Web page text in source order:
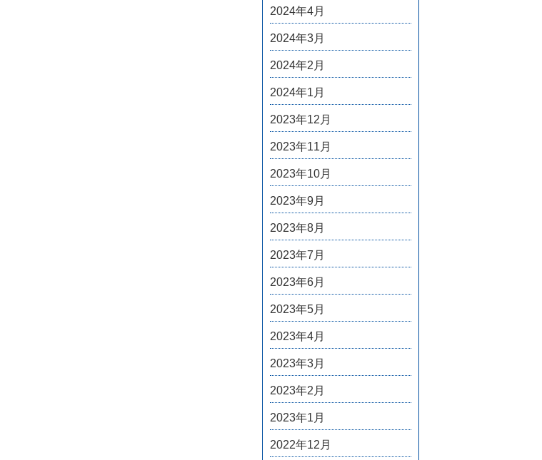
2024年4月
2024年3月
2024年2月
2024年1月
2023年12月
2023年11月
2023年10月
2023年9月
2023年8月
2023年7月
2023年6月
2023年5月
2023年4月
2023年3月
2023年2月
2023年1月
2022年12月